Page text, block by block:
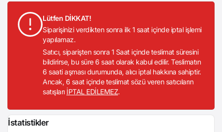
Lütfen DİKKAT!
Siparişinizi verdikten sonra ilk 1 saat içinde iptal işlemi
yapılamaz.
Satıcı, siparişten sonra 1 Saat içinde teslimat süresini
bildirirse, bu süre 6 saat olarak kabul edilir. Teslimatın
6 saati aşması durumunda, alıcı iptal hakkına sahiptir.
Ancak, 6 saat içinde teslimat sözü veren satıcıların
satışları İPTAL EDİLEMEZ.
İstatistikler